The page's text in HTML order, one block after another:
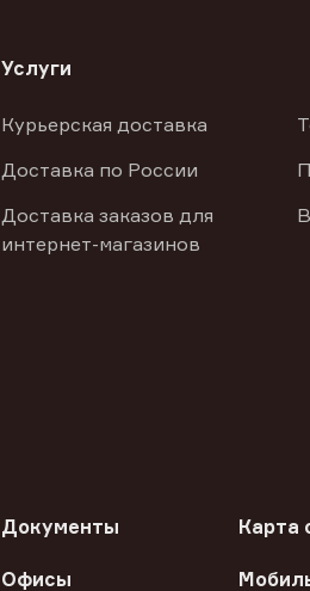
Услуги
Курьерская доставка
Доставка по России
Доставка заказов для
интернет-магазинов
Документы Карта
Офисы